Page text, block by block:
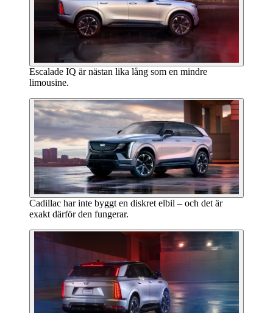
Escalade IQ är nästan lika lång som en mindre
limousine.
Cadillac har inte byggt en diskret elbil – och det är
exakt därför den fungerar.